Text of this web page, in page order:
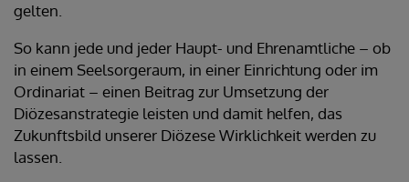
gelten.
So kann jede und jeder Haupt- und Ehrenamtliche – ob
in einem Seelsorgeraum, in einer Einrichtung oder im
Ordinariat – einen Beitrag zur Umsetzung der
Diözesanstrategie leisten und damit helfen, das
Zukunftsbild unserer Diözese Wirklichkeit werden zu
lassen.